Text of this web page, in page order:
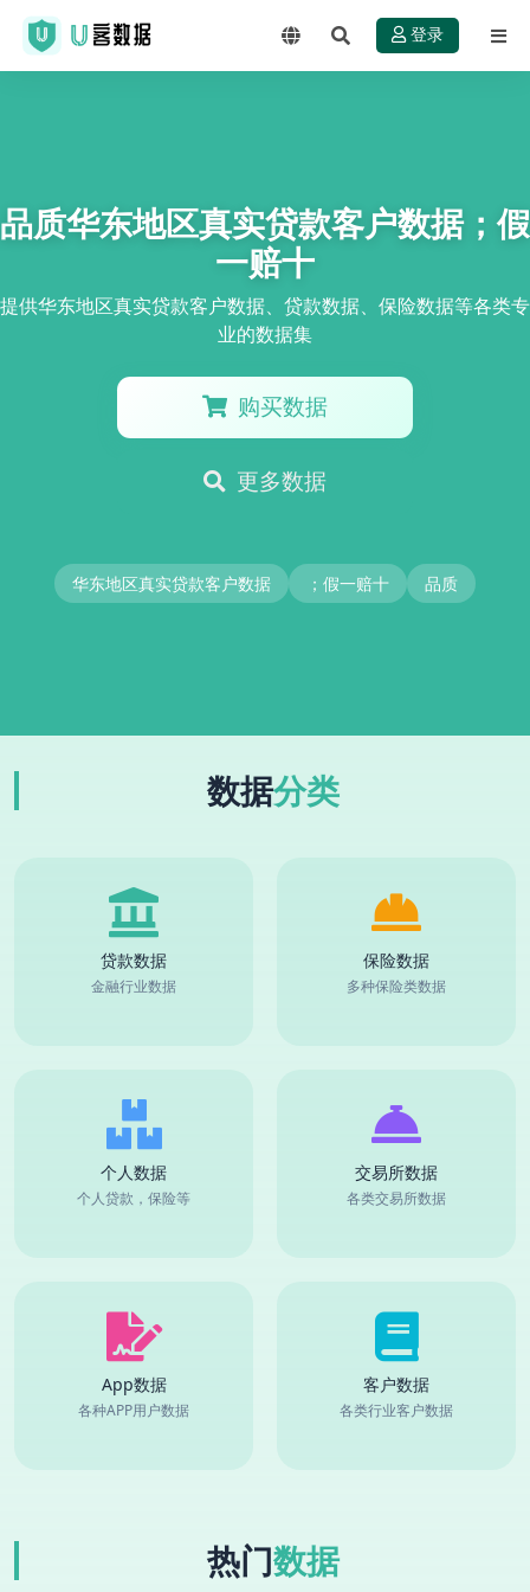
登录
品质华东地区真实贷款客户数据；假
一赔十
提供华东地区真实贷款客户数据、贷款数据、保险数据等各类专
业的数据集
购买数据
更多数据
华东地区真实贷款客户数据 ；假一赔十 品质
数据分类
贷款数据
金融行业数据
保险数据
多种保险类数据
个人数据
个人贷款，保险等
交易所数据
各类交易所数据
App数据
各种APP用户数据
客户数据
各类行业客户数据
热门数据